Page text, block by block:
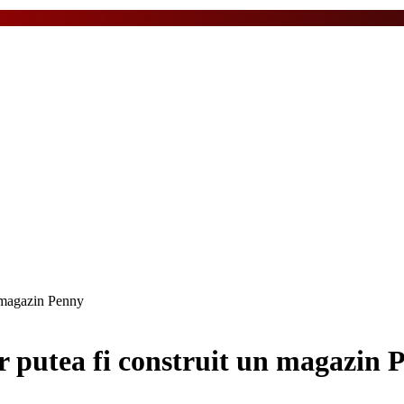
Penny
fi construit un magazin